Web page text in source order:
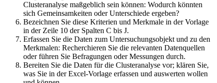
Clusteranalyse maßgeblich sein können: Wodurch könnten
sich Gemeinsamkeiten oder Unterschiede ergeben?
Bezeichnen Sie diese Kriterien und Merkmale in der Vorlage
in der Zeile 10 der Spalten C bis J.
Erfassen Sie die Daten zum Untersuchungsobjekt und zu den
Merkmalen: Recherchieren Sie die relevanten Datenquellen
oder führen Sie Befragungen oder Messungen durch.
Bereiten Sie die Daten für die Clusteranalyse vor; klären Sie,
was Sie in der Excel-Vorlage erfassen und auswerten wollen